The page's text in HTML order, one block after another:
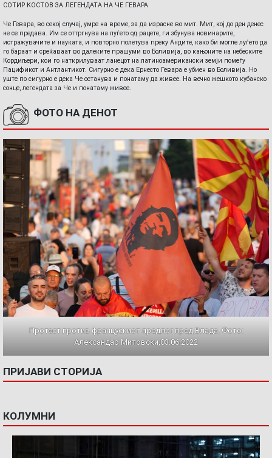
СОТИР КОСТОВ ЗА ЛЕГЕНДАТА НА ЧЕ ГЕВАРА
Че Гевара, во секој случај, умре на време, за да израсне во мит. Мит, кој до ден денес
не се предава. Им се оттргнува на луѓето од рацете, ги збунува новинарите,
истражувачите и науката, и повторно полетува преку Андите, како би могле луѓето да
го бараат и среќаваат во далеките прашуми во Боливија, во кањоните на небеските
Кордиљери, кои го наткрилуваат ланецот на латиноамерикански земји помеѓу
Пацификот и Антлантикот. Сигурно е дека Ернесто Гевара е убиен во Боливија. Но
уште по сигурно е дека Че останува и понатаму да живее. На вечно жешкото кубанско
сонце, легендата за Че и понатаму живее.
ФОТО НА ДЕНОТ
Протест против францускиот предлог пред Влада. Фото:
Александар Митовски,03.06.2022
ПРИЈАВИ СТОРИЈА
КОЛУМНИ